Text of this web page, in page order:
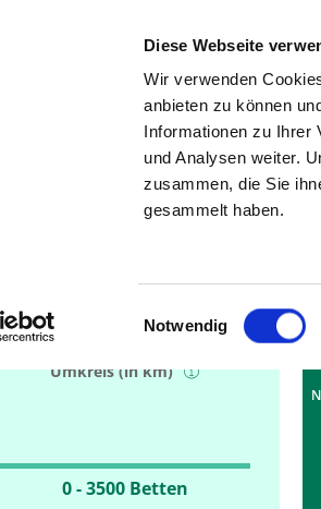
Diese Webseite
Wir verwenden
anbieten zu können
Informationen zu Ihrer
und Analysen weiter.
zusammen, die Sie
gesammelt haben.
Einwilligungsauswahl
Notwendig
Gesuchte Stadt, Region oder PLZ
Umkreis (in km)
0 - 3500 Betten